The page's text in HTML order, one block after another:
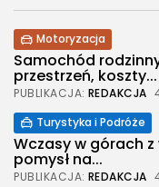
Motoryzacja
Samochód
przestrzeń, koszty...
PUBLIKACJA: REDAKCJA
Turystyka i Podróże
Wczasy w górach
pomysł na...
PUBLIKACJA: REDAKCJA